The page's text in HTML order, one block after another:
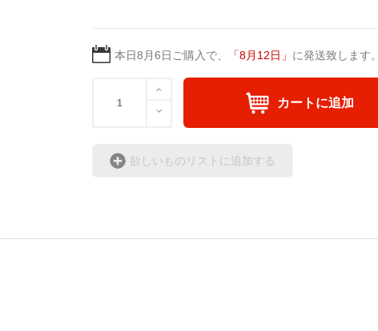
＜小説+作詞20曲+挿画50作品>
日本語版: https://amzn.asia/d/
英語版: https://amzn.asia/d/bpIME7s
凛々風 猛-リリカゼタケル
本日8月6日 ご購入で、 「8月12日 」 に発送致します。
カートに追加
欲しいものリストに追加する